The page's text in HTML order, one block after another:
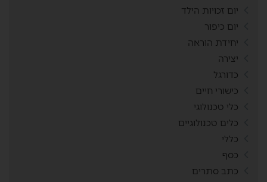
יום זכויות הילד
יום כיפור
יחידת הוראה
יצירה
כדורגל
כישורי חיים
כלי טכנולוגי
כלים טכנולוגיים
כללי
כסף
כתב סתרים